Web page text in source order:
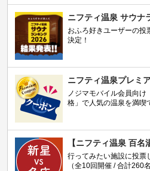
ニフティ温泉 サウナ
おふろ好きユーザーの投
決定！
ニフティ温泉プレミ
ノジマモバイル会員向
格」で人気の温泉を満喫
【ニフティ温泉 百名
行ってみたい施設に投票
（全10回開催 / 合計260名